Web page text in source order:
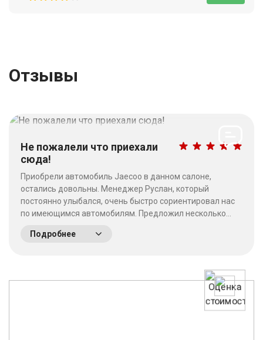
Отзывы
Не пожалели что приехали
сюда!
Приобрели автомобиль Jaecoo в данном салоне,
остались довольны. Менеджер Руслан, который
постоянно улыбался, очень быстро сориентировал нас
по имеющимся автомобилям. Предложил несколько
пожалели что приехали сюда! Качество работы на
Подробнее